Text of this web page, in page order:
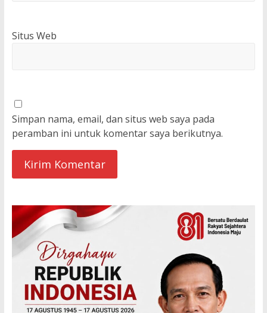
Situs Web
Simpan nama, email, dan situs web saya pada
peramban ini untuk komentar saya berikutnya.